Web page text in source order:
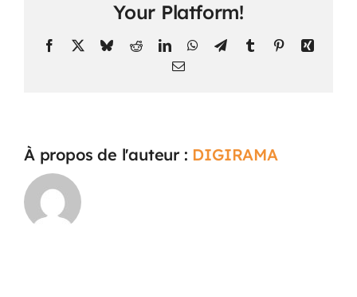
Your Platform!
Facebook BlueskyRedditLinkedInWhatsApp
TelegramTumblr PinterestXing
Email
À propos de l'auteur : DIGIRAMA